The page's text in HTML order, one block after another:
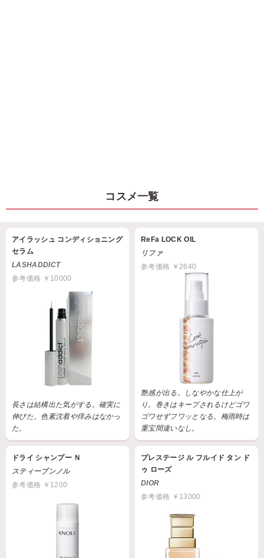
コスメ一覧
アイラッシュ コンディショニング
セラム
LASHADDICT
参考価格 ￥10000
長さは結構出た気がする。確実に
伸びた。色素沈着や痒みはなかっ
た。
ReFa LOCK OIL
リファ
参考価格 ￥2640
艶感が出る。しなやかな仕上が
り。巻きはキープされるけどゴワ
ゴワせずフワッとなる。梅雨時は
重宝間違いなし。
ドライ シャンプー Ｎ
スティーブンノル
参考価格 ￥1200
プレステージ ル フルイド タン ド
ゥ ローズ
DIOR
参考価格 ￥13000